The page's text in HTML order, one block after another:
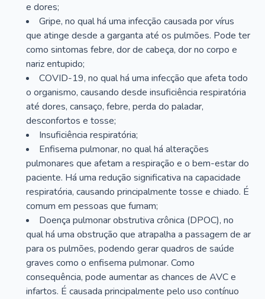
e dores;
Gripe, no qual há uma infecção causada por vírus
que atinge desde a garganta até os pulmões. Pode ter
como sintomas febre, dor de cabeça, dor no corpo e
nariz entupido;
COVID-19, no qual há uma infecção que afeta todo
o organismo, causando desde insuficiência respiratória
até dores, cansaço, febre, perda do paladar,
desconfortos e tosse;
Insuficiência respiratória;
Enfisema pulmonar, no qual há alterações
pulmonares que afetam a respiração e o bem-estar do
paciente. Há uma redução significativa na capacidade
respiratória, causando principalmente tosse e chiado. É
comum em pessoas que fumam;
Doença pulmonar obstrutiva crônica (DPOC), no
qual há uma obstrução que atrapalha a passagem de ar
para os pulmões, podendo gerar quadros de saúde
graves como o enfisema pulmonar. Como
consequência, pode aumentar as chances de AVC e
infartos. É causada principalmente pelo uso contínuo